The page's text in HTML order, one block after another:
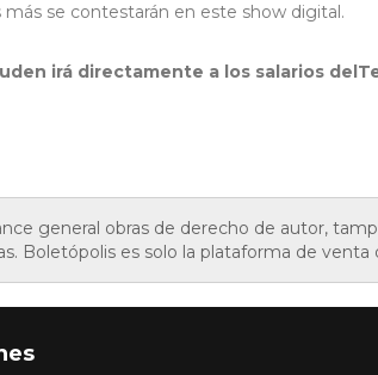
se contestarán en este show digital.
irá directamente a los salarios
general obras de derecho de autor,
Boletópolis es solo la plataforma de venta